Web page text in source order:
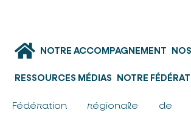
NOTRE ACCOMPAGNEMENT
RESSOURCES MÉDIAS NOTRE
Fédération régionale de